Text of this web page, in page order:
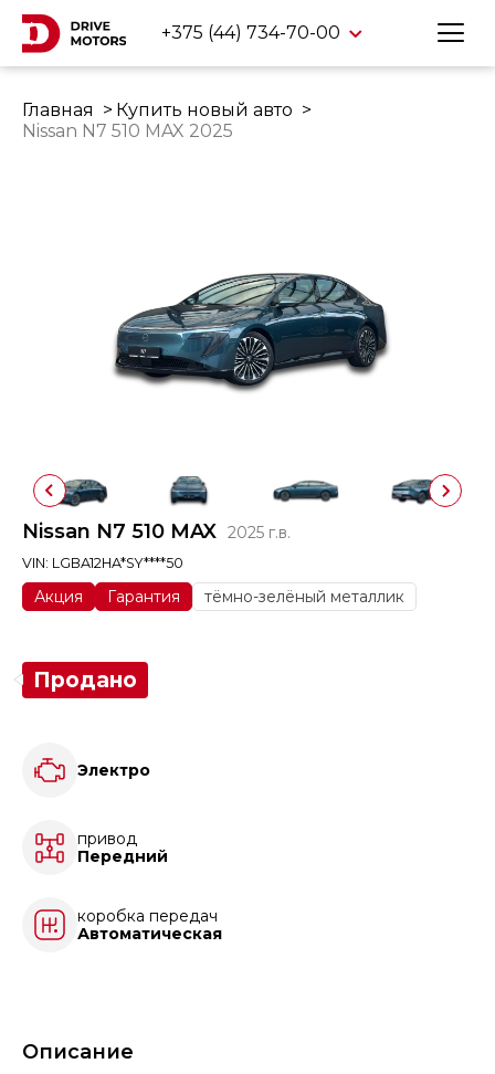
+375 (44) 734-70-00
Главная
Купить новый авто
Nissan N7 510 MAX 2025
Nissan N7 510 MAX 2025 г.в.
VIN: LGBA12HA*SY****50
Акция Гарантия тёмно-зелёный металлик
Продано
Электро
привод
Передний
коробка передач
Автоматическая
Описание